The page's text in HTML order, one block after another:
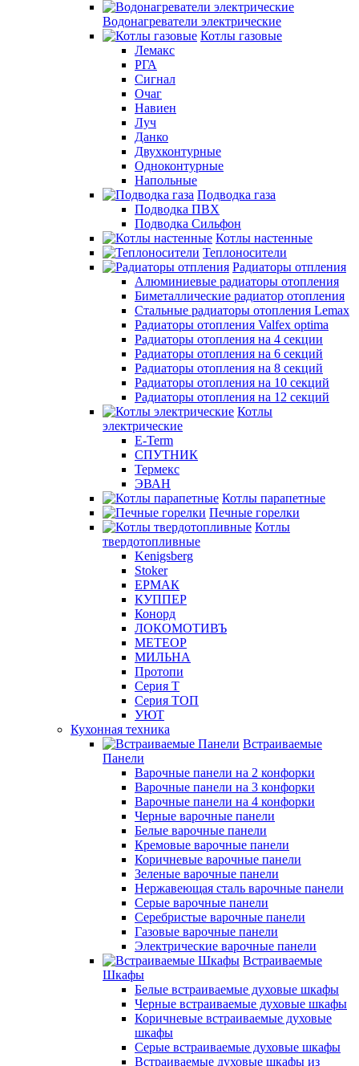
Водонагреватели электрические
Котлы газовые
Лемакс
РГА
Сигнал
Очаг
Навиен
Луч
Данко
Двухконтурные
Одноконтурные
Напольные
Подводка газа
Подводка ПВХ
Подводка Сильфон
Котлы настенные
Теплоносители
Радиаторы отпления
Алюминиевые радиаторы отопления
Биметаллические радиатор отопления
Стальные радиаторы отопления Lemax
Радиаторы отопления Valfex optima
Радиаторы отопления на 4 секции
Радиаторы отопления на 6 секций
Радиаторы отопления на 8 секций
Радиаторы отопления на 10 секций
Радиаторы отопления на 12 секций
Котлы
электрические
E-Term
СПУТНИК
Термекс
ЭВАН
Котлы парапетные
Печные горелки
Котлы
твердотопливные
Kenigsberg
Stoker
ЕРМАК
КУППЕР
Конорд
ЛОКОМОТИВЪ
МЕТЕОР
МИЛЬНА
Протопи
Серия Т
Серия ТОП
УЮТ
Кухонная техника
Встраиваемые
Панели
Варочные панели на 2 конфорки
Варочные панели на 3 конфорки
Варочные панели на 4 конфорки
Черные варочные панели
Белые варочные панели
Кремовые варочные панели
Коричневые варочные панели
Зеленые варочные панели
Нержавеющая сталь варочные панели
Серые варочные панели
Серебристые варочные панели
Газовые варочные панели
Электрические варочные панели
Встраиваемые
Шкафы
Белые встраиваемые духовые шкафы
Черные встраиваемые духовые шкафы
Коричневые встраиваемые духовые
шкафы
Серые встраиваемые духовые шкафы
Встраиваемые духовые шкафы из